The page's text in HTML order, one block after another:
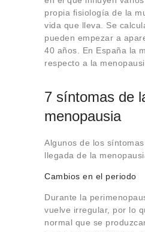
propia fisiología de la
vida que lleva. Se
pueden empezar a
40 años. En España la
respecto a la
7 síntomas de
menopausia
Algunos de los
llegada de la
Cambios en el periodo
Durante la
vuelve irregular, por lo
normal que se